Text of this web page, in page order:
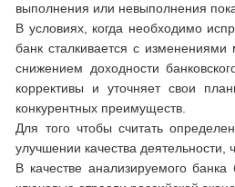
выполнения или невыполнения
В условиях, когда необходимо
банк сталкивается с
снижением доходности
коррективы и уточняет свои
конкурентных преимуществ.
Для того чтобы считать
улучшении качества
В качестве анализируемого